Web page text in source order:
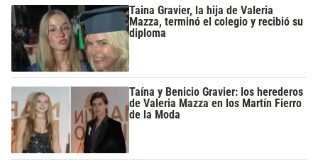
Taina Gravier, la hija de Valeria
Mazza, terminó el colegio y recibió su
diploma
Taína y Benicio Gravier: los herederos
de Valeria Mazza en los Martín Fierro
de la Moda